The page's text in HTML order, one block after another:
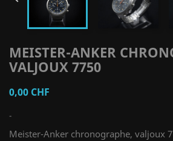
MEISTER-ANKER
VALJOUX 7750
0,00 CHF
-
Meister-Anker chronographe, valjoux